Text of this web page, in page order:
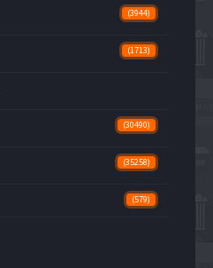
(3944)
(1713)
(30490)
(35258)
(579)